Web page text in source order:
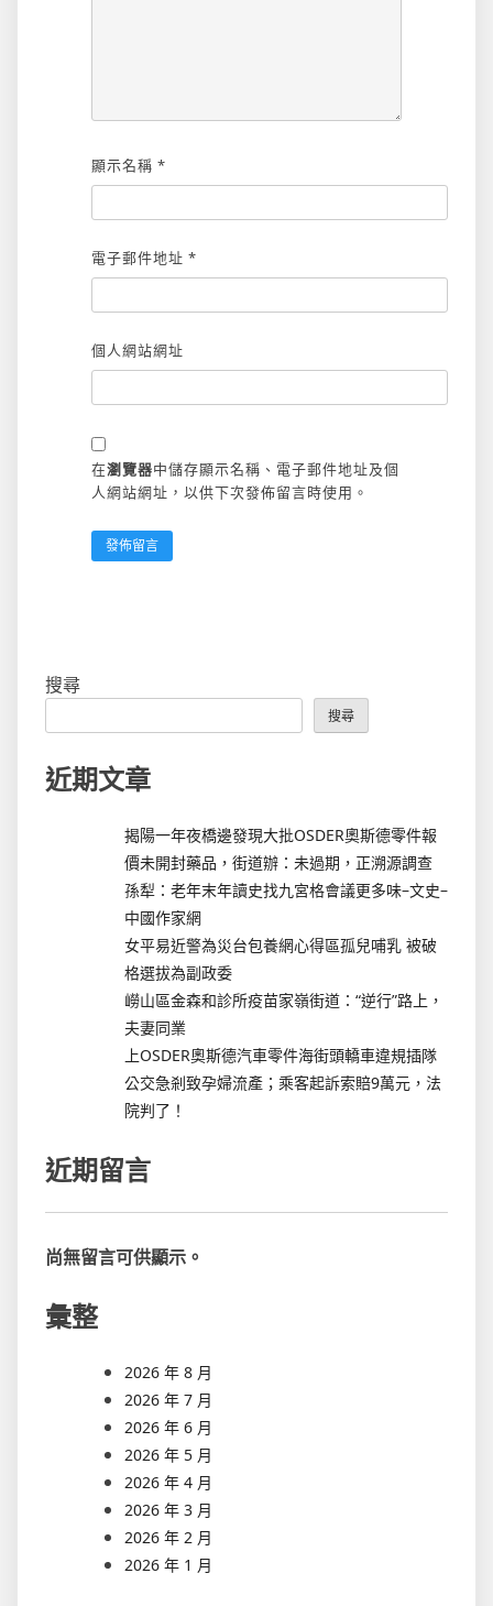
顯示名稱 *
電子郵件地址 *
個人網站網址
在瀏覽器中儲存顯示名稱、電子郵件地址及個
人網站網址，以供下次發佈留言時使用。
搜尋
搜尋
近期文章
揭陽一年夜橋邊發現大批OSDER奧斯德零件報
價未開封藥品，街道辦：未過期，正溯源調查
孫犁：老年末年讀史找九宮格會議更多味–文史–
中國作家網
女平易近警為災台包養網心得區孤兒哺乳 被破
格選拔為副政委
嶗山區金森和診所疫苗家嶺街道：“逆行”路上，
夫妻同業
上OSDER奧斯德汽車零件海街頭轎車違規插隊
公交急剎致孕婦流產；乘客起訴索賠9萬元，法
院判了！
近期留言
尚無留言可供顯示。
彙整
2026 年 8 月
2026 年 7 月
2026 年 6 月
2026 年 5 月
2026 年 4 月
2026 年 3 月
2026 年 2 月
2026 年 1 月